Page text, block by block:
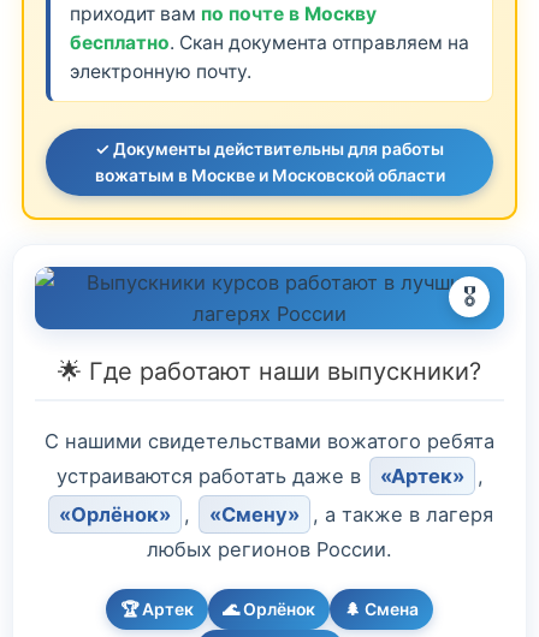
приходит вам по почте в Москву
бесплатно. Скан документа отправляем на
электронную почту.
✓ Документы действительны для работы
вожатым в Москве и Московской области
🎖️
🌟 Где работают наши выпускники?
С нашими свидетельствами вожатого ребята
устраиваются работать даже в
«Артек»
,
«Орлёнок» , «Смену» , а также в лагеря
любых регионов России.
🏆 Артек 🌊 Орлёнок
🌲 Смена